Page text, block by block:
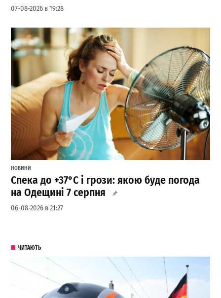
07-08-2026 в 19:28
НОВИНИ
Спека до +37°С і грози: якою буде погода
на Одещині 7 серпня
06-08-2026 в 21:27
ЧИТАЮТЬ